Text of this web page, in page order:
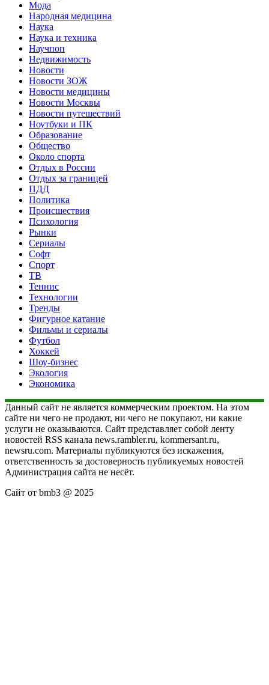
Мода
Народная медицина
Наука
Наука и техника
Научпоп
Недвижимость
Новости
Новости ЗОЖ
Новости медицины
Новости Москвы
Новости путешествий
Ноутбуки и ПК
Образование
Общество
Около спорта
Отдых в России
Отдых за границей
ПДД
Политика
Происшествия
Психология
Рынки
Сериалы
Софт
Спорт
ТВ
Теннис
Технологии
Тренды
Фигурное катание
Фильмы и сериалы
Футбол
Хоккей
Шоу-бизнес
Экология
Экономика
Данный сайт не является коммерческим проектом. На этом
сайте ни чего не продают, ни чего не покупают, ни какие
услуги не оказываются. Сайт представляет собой ленту
новостей RSS канала news.rambler.ru, kommersant.ru,
newsru.com. Материалы публикуются без искажения,
ответственность за достоверность публикуемых новостей
Администрация сайта не несёт.
Сайт от bmb3 @ 2025